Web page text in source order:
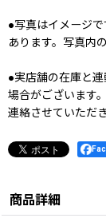
●写真はイメージ
あります。写真内
●実店舗の在庫と
場合がございます
連絡させていただき
商品詳細